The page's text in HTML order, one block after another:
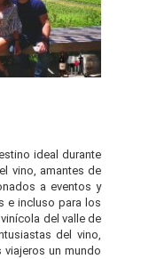
ideal durante
vino, amantes de
a eventos y
e incluso para los
del valle de
del vino,
un mundo